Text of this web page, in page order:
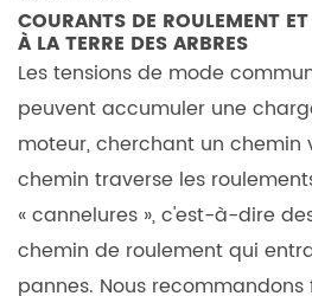
COURANTS DE ROULEMENT
À LA TERRE DES ARBRES
Les tensions de mode
peuvent accumuler une
moteur, cherchant un chemin
chemin traverse les
« cannelures », c'est-à-dire
chemin de roulement qui
pannes. Nous